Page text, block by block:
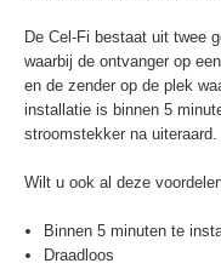
De Cel-Fi bestaat uit twee
waarbij de ontvanger op
en de zender op de plek
installatie is binnen 5
stroomstekker na uiteraard.
Wilt u ook al deze
Binnen 5 minuten te
Draadloos